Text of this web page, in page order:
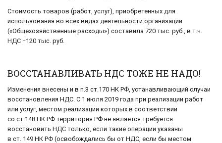
Стоимость товаров (работ, услуг), приобретенных для
использования во всех видах деятельности организации
(«Общехозяйственные расходы») составила 720 тыс. руб., в т.ч.
НДС −120 тыс. руб.
ВОССТАНАВЛИВАТЬ НДС ТОЖЕ НЕ НАДО!
Изменения внесены и в п.3 ст.170 НК РФ, устанавливающий случаи
восстановления НДС. С 1 июля 2019 года при реализации работ
или услуг, местом реализации которых в соответствии
со ст.148 НК РФ территория РФ не является требуется
восстановить НДС только, если такие операции указаны
в ст. 149 НК РФ (освобождались бы от НДС, если бы местом